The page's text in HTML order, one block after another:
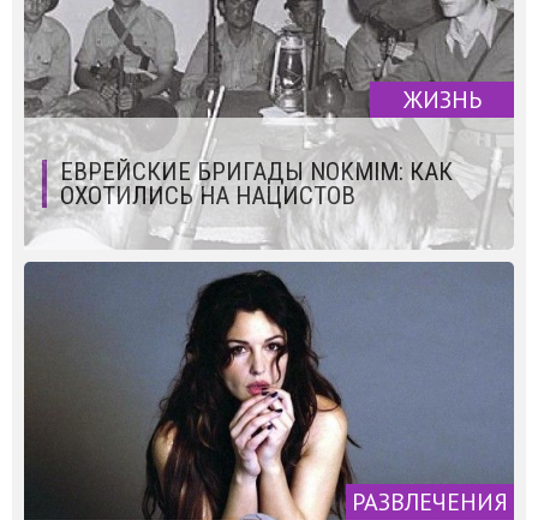
ЖИЗНЬ
ЕВРЕЙСКИЕ БРИГАДЫ NOKMIM: КАК
ОХОТИЛИСЬ НА НАЦИСТОВ
РАЗВЛЕЧЕНИЯ